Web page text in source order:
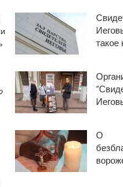
такое
О